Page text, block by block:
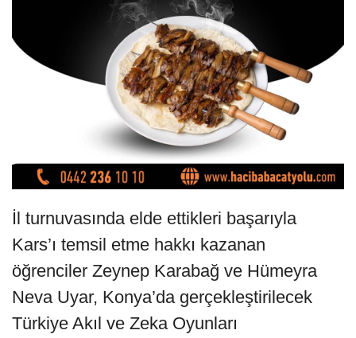
İl turnuvasında elde ettikleri başarıyla
Kars’ı temsil etme hakkı kazanan
öğrenciler Zeynep Karabağ ve Hümeyra
Neva Uyar, Konya’da gerçekleştirilecek
Türkiye Akıl ve Zeka Oyunları